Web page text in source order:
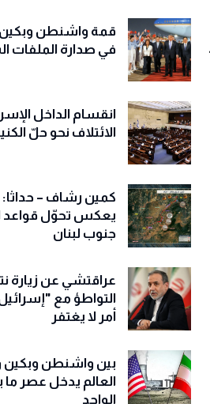
قمة واشنطن وبكين:
في صدارة الملفات
انقسام الداخل
الائتلاف نحو حلّ
كمين رشاف –
يعكس تحوّل قواعد
جنوب لبنان
عراقتشي عن زيارة
التواطؤ مع
أمر لا يغتفر
بين واشنطن
العالم يدخل عصر ما
الواحد